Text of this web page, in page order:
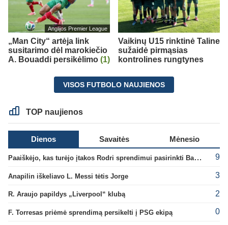
Anglijos Premier League
„Man City“ artėja link
susitarimo dėl marokiečio
A. Bouaddi persikėlimo (1)
Vaikinų U15 rinktinė Taline
sužaidė pirmąsias
kontrolines rungtynes
VISOS FUTBOLO NAUJIENOS
TOP naujienos
Dienos Savaitės Mėnesio
Paaiškėjo, kas turėjo įtakos Rodri sprendimui pasirinkti Barselonos pusę 9
Anapilin iškeliavo L. Messi tėtis Jorge 3
R. Araujo papildys „Liverpool“ klubą 2
F. Torresas priėmė sprendimą persikelti į PSG ekipą 0